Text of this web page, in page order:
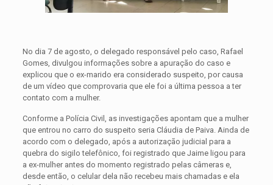
No dia 7 de agosto, o delegado responsável pelo caso, Rafael
Gomes, divulgou informações sobre a apuração do caso e
explicou que o ex-marido era considerado suspeito, por causa
de um vídeo que comprovaria que ele foi a última pessoa a ter
contato com a mulher.
Conforme a Polícia Civil, as investigações apontam que a mulher
que entrou no carro do suspeito seria Cláudia de Paiva. Ainda de
acordo com o delegado, após a autorização judicial para a
quebra do sigilo telefônico, foi registrado que Jaime ligou para
a ex-mulher antes do momento registrado pelas câmeras e,
desde então, o celular dela não recebeu mais chamadas e ela